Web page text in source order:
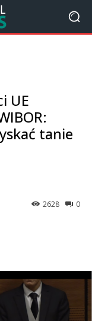
UE
tanie
0
2628